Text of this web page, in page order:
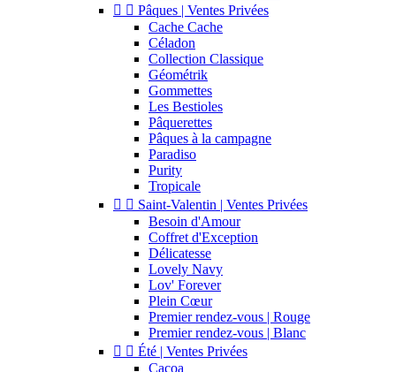
  Pâques | Ventes Privées
Cache Cache
Céladon
Collection Classique
Géométrik
Gommettes
Les Bestioles
Pâquerettes
Pâques à la campagne
Paradiso
Purity
Tropicale
  Saint-Valentin | Ventes Privées
Besoin d'Amour
Coffret d'Exception
Délicatesse
Lovely Navy
Lov' Forever
Plein Cœur
Premier rendez-vous | Rouge
Premier rendez-vous | Blanc
  Été | Ventes Privées
Cacoa